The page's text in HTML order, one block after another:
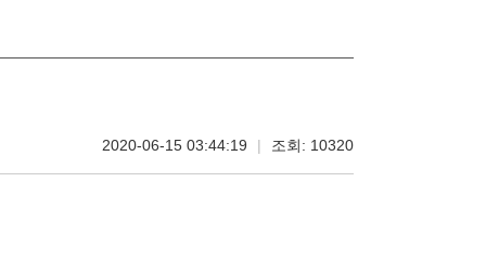
2020-06-15 03:44:19 | 조회: 10320